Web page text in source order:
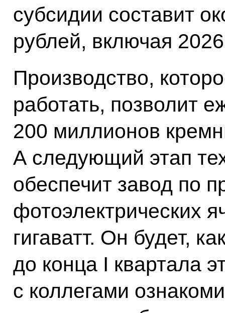
субсидии составит
рублей, включая
Производство,
работать, позволит
200 миллионов
А следующий этап
обеспечит завод по
фотоэлектрических
гигаватт. Он будет,
до конца I квартала
с коллегами